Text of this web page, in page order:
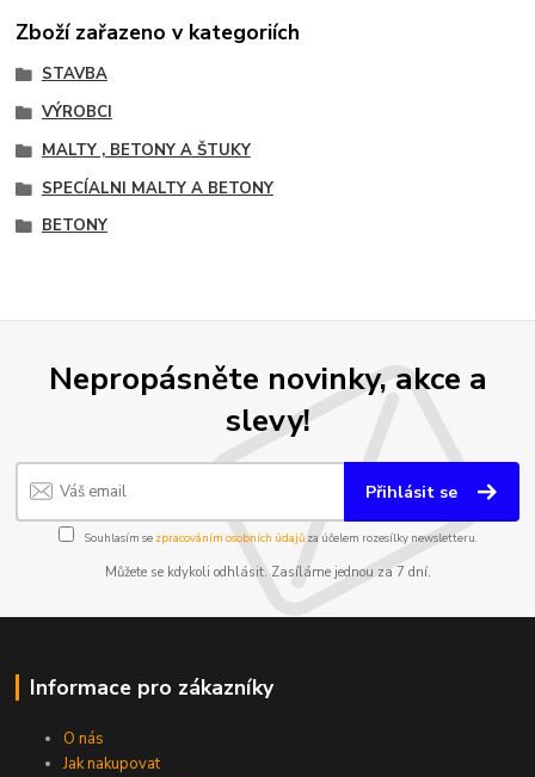
Zboží zařazeno v kategoriích
STAVBA
VÝROBCI
MALTY , BETONY A ŠTUKY
SPECÍALNI MALTY A BETONY
BETONY
Nepropásněte novinky, akce a
slevy!
Přihlásit se
Souhlasím se zpracováním osobních údajůza účelem rozesílky newsletteru.
Můžete se kdykoli odhlásit. Zasíláme jednou za 7 dní.
Informace pro zákazníky
O nás
Jak nakupovat